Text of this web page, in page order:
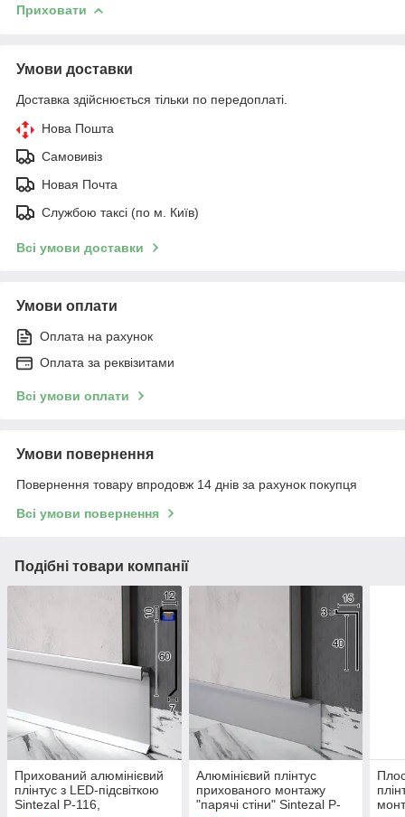
Приховати
Умови доставки
Доставка здійснюється тільки по передоплаті.
Нова Пошта
Самовивіз
Новая Почта
Службою таксі (по м. Київ)
Всі умови доставки
Умови оплати
Оплата на рахунок
Оплата за реквізитами
Всі умови оплати
Умови повернення
Повернення товару впродовж 14 днів за рахунок покупця
Всі умови повернення
Подібні товари компанії
Прихований алюмінієвий
плінтус з LED-підсвіткою
Sintezal P-116,
Алюмінієвий плінтус
прихованого монтажу
"парячі стіни" Sintezal P-